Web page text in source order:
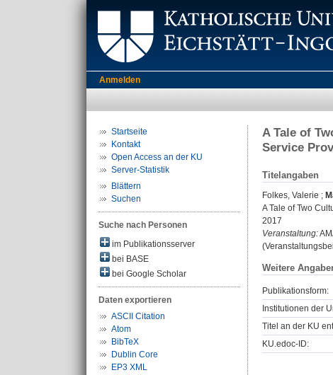
Anmelden
Startseite
Kontakt
Open Access an der KU
Server-Statistik
Blättern
Suchen
Suche nach Personen
im Publikationsserver
bei BASE
bei Google Scholar
Daten exportieren
ASCII Citation
Atom
BibTeX
Dublin Core
EP3 XML
A Tale of
Service
Titelangaben
Folkes, Valerie ;
A Tale of Two
2017
Veranstaltung:
Weitere
Publikationsform:
Institutionen der
Titel an der KU
KU.edoc-ID: